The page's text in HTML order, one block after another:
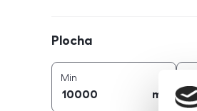
Plocha
Min
m